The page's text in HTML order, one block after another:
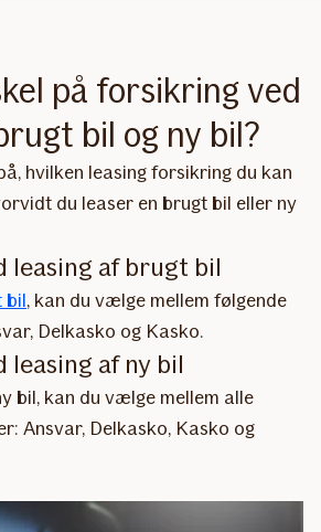
på forsikring ved
bil og ny bil?
hvilken leasing forsikring du kan
du leaser en brugt bil eller ny
leasing af brugt bil
bil, kan du vælge mellem følgende
Delkasko og Kasko.
leasing af ny bil
bil, kan du vælge mellem alle
Ansvar, Delkasko, Kasko og